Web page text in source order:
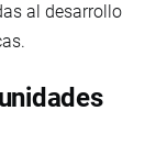
al desarrollo